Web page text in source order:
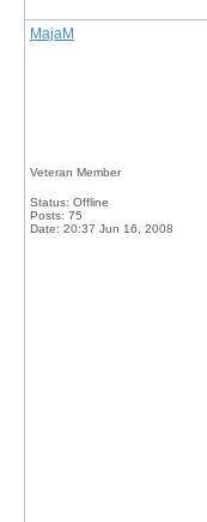
MajaM
Veteran Member
Status: Offline
Posts: 75
Date: 20:37 Jun 16, 2008